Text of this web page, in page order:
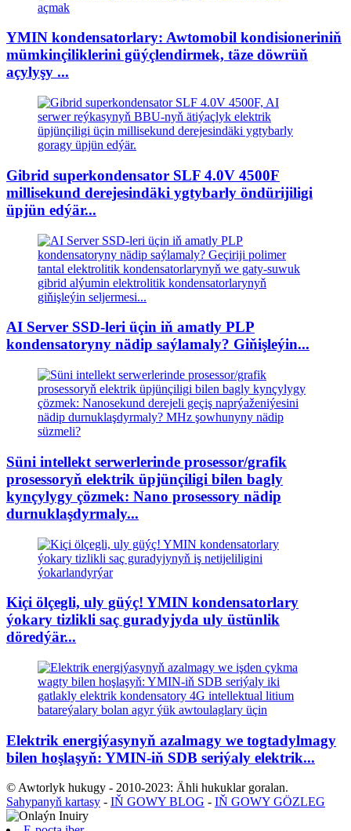
YMIN kondensatorlary: Awtomobil kondisioneriniň
mümkinçiliklerini güýçlendirmek, täze döwrüň
açylyşy ...
Gibrid superkondensator SLF 4.0V 4500F
millisekund derejesindäki ygtybarly öndürijiligi
üpjün edýär...
AI Server SSD-leri üçin iň amatly PLP
kondensatoryny nädip saýlamaly? Giňişleýin...
Süni intellekt serwerlerinde prosessor/grafik
prosessoryň elektrik üpjünçiligi bilen bagly
kynçylygy çözmek: Nano prosessory nädip
durnuklaşdyrmaly...
Kiçi ölçegli, uly güýç! YMIN kondensatorlary
ýokary tizlikli saç guradyjyda uly üstünlik
döredýär...
Elektrik energiýasynyň azalmagy we togtadylmagy
bilen hoşlaşyň: YMIN-iň SDB seriýaly elektrik...
© Awtorlyk hukugy - 2010-2023: Ähli hukuklar goralan.
Sahypanyň kartasy - IŇ GOWY BLOG - IŇ GOWY GÖZLEG